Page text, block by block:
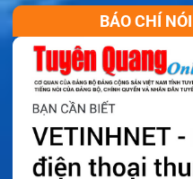
BÁO CHÍ